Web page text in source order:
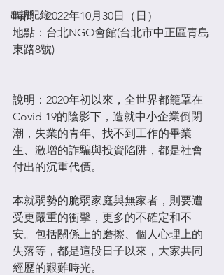
出訪紀錄
時間：2022年10月30日（日）
地點：台北NGO會館(台北市中正區青島
東路8號)
說明：2020年初以來，全世界都籠罩在
Covid-19的陰影下，造就中小企業倒閉
潮，失業的青年、找不到工作的畢業
生、激增的詐騙與投資陷阱，都是社會
付出的沉重代價。
本就弱勢的脆弱家庭與無家者，則要遭
受更嚴重的衝擊，更多的不確定和不
安。包括關係上的磨擦、個人心理上的
失落等，都是這段日子以來，大家共同
經歷的艱難時光。